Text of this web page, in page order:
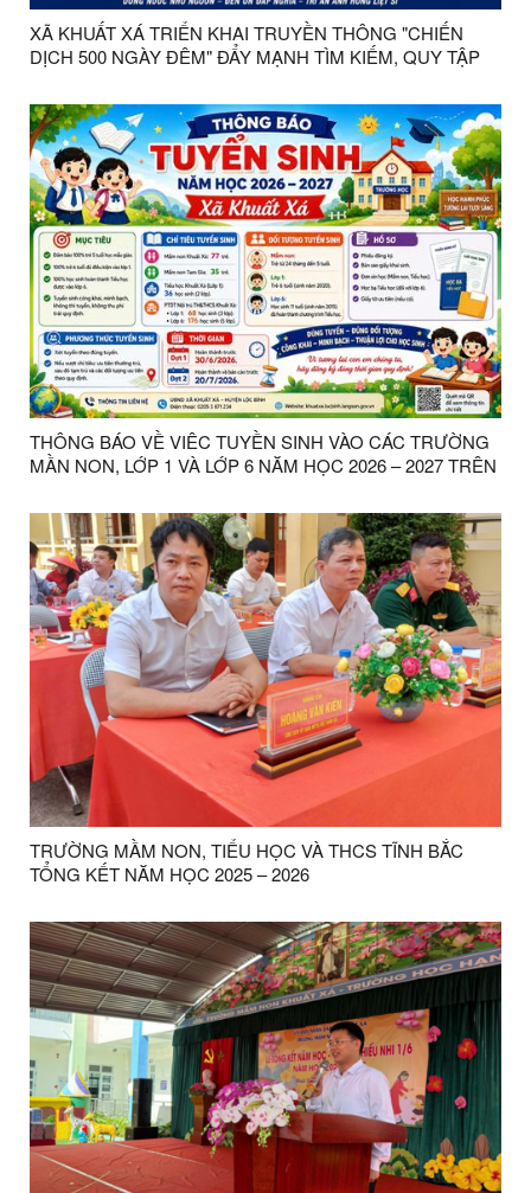
XÃ KHUẤT XÁ TRIỂN KHAI TRUYỀN THÔNG "CHIẾN
DỊCH 500 NGÀY ĐÊM" ĐẨY MẠNH TÌM KIẾM, QUY TẬP
THÔNG BÁO VỀ VIÊC TUYỀN SINH VÀO CÁC TRƯỜNG
MẦN NON, LỚP 1 VÀ LỚP 6 NĂM HỌC 2026 – 2027 TRÊN
TRƯỜNG MẦM NON, TIỂU HỌC VÀ THCS TĨNH BẮC
TỔNG KẾT NĂM HỌC 2025 – 2026